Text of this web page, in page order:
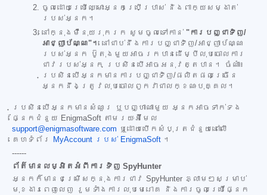
ចូលដោយប្រើឈ្មោះអ្នកប្រើប្រាស់ និងពាក្យសម្ងាត់
របស់អ្នក។
នៅក្នុងម៉ឺនុយរុករក សូមចូលទៅកាន់ "ការបញ្ជាទិញ/
អាជ្ញាប័ណ្ណ"។ នៅជាប់នឹងការបញ្ជាទិញ/អាជ្ញាប័ណ្ណ
របស់អ្នក ប៊ូតុងមួយអាចរកបានដើម្បីលុបចោលការ
ជាវរបស់អ្នក ប្រសិនបើអាចអនុវត្តបាន។ ចំណាំ៖
ប្រសិនបើអ្នកមានការបញ្ជាទិញ/ផលិតផលច្រើន
អ្នកនឹងត្រូវលុបចោលពួកវាជាលក្ខណៈបុគ្គល។
ប្រសិនបើអ្នកមានសំណួរ ឬបញ្ហាណាមួយ អ្នកអាចទាក់ទង
ផ្នែកជំនួយ EnigmaSoft តាមរយៈអ៊ីមែល
support@enigmasoftware.com ឬដោយបើកសំបុត្រជំនួយនៅលើ
គេហទំព័រ
MyAccount របស់ EnigmaSoft ។
------
ព័ត៌មានលម្អិតអំពីការទិញ SpyHunter
អ្នកក៏មានជម្រើសក្នុងការជាវ SpyHunter ភ្លាមៗសម្រាប់
មុខងារពេញលេញ រួមទាំងការលុបមេរោគ និងការចូលប្រើផ្នែក